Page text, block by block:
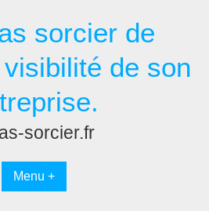
sorcier de
de son
sorcier.fr
Menu +